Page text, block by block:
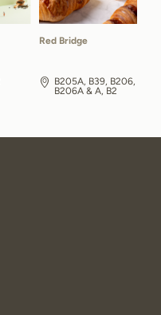
Red Bridge
B205A, B39, B206,
B206A & A, B2